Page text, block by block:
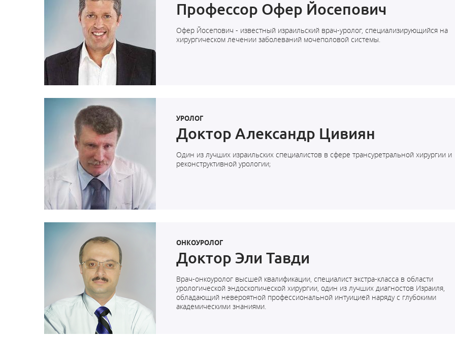
Профессор Офер Йосепович
Офер Йосепович - известный израильский врач-уролог, специализирующийся на
хирургическом лечении заболеваний мочеполовой системы.
УРОЛОГ
Доктор Александр Цивиян
Один из лучших израильских специалистов в сфере трансуретральной хирургии и
реконструктивной урологии;
ОНКОУРОЛОГ
Доктор Эли Тавди
Врач-онкоуролог высшей квалификации, специалист экстра-класса в области
урологической эндоскопической хирургии, один из лучших диагностов Израиля,
обладающий невероятной профессиональной интуицией наряду с глубокими
академическими знаниями.